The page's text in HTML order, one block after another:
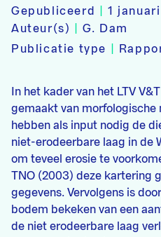
Gepubliceerd |1
Auteur(s)
|G. Dam
Publicatie type
In het kader van het LTV
gemaakt van morfologische
hebben als input nodig de
niet-erodeerbare laag in de
om teveel erosie te
TNO (2003) deze kartering
gegevens. Vervolgens is
bodem bekeken van een
de niet erodeerbare laag